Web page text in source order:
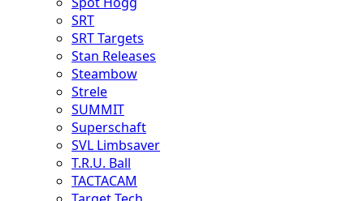
SRT
SRT Targets
Stan Releases
Steambow
Strele
SUMMIT
Superschaft
SVL Limbsaver
T.R.U. Ball
TACTACAM